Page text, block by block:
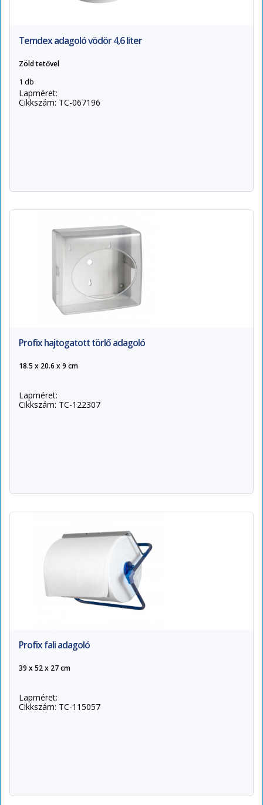
Temdex adagoló vödör 4,6 liter
Zöld tetővel
1 db
Lapméret:
Cikkszám: TC-067196
Profix hajtogatott törlő adagoló
18.5 x 20.6 x 9 cm
Lapméret:
Cikkszám: TC-122307
Profix fali adagoló
39 x 52 x 27 cm
Lapméret:
Cikkszám: TC-115057